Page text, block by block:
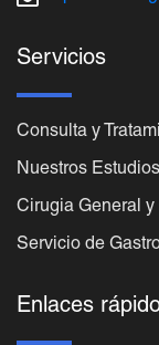
Servicios
Consulta y
Nuestros Estudios
Cirugia General
Servicio de
Enlaces